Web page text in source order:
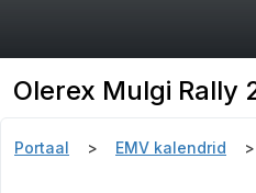
Olerex Mulgi Rally
Portaal EMV kalendrid